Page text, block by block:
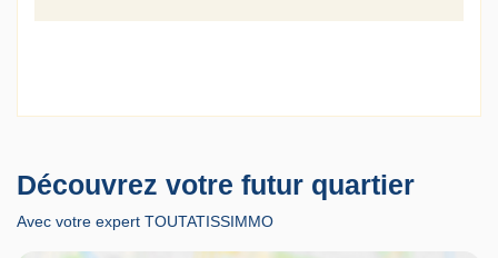
Découvrez votre futur quartier
Avec votre expert TOUTATISSIMMO